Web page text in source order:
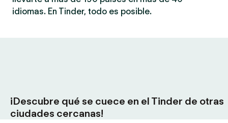
idiomas. En Tinder, todo es posible.
¡Descubre qué se cuece en el Tinder de otras
ciudades cercanas!